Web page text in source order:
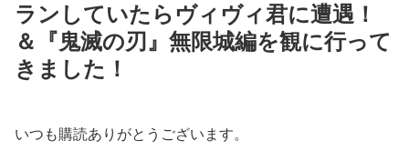
ランしていたらヴィヴィ君に遭遇！
＆『鬼滅の刃』無限城編を観に行って
きました！
いつも購読ありがとうございます。